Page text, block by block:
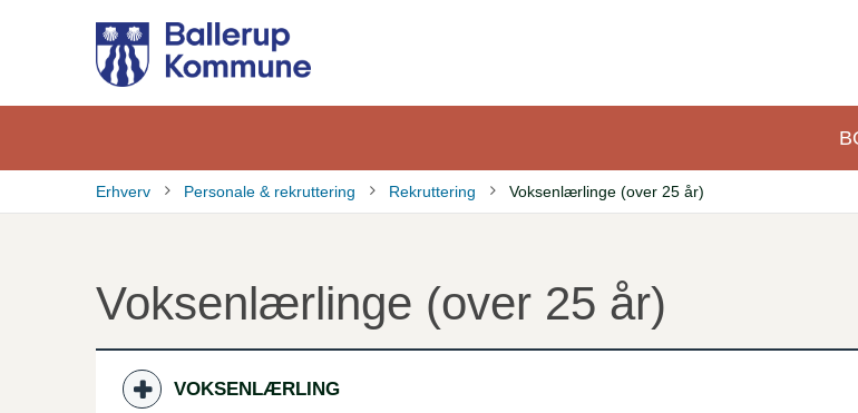
hovedindhold
Erhverv Personale & rekruttering Rekruttering Voksenlærlinge (over 25 år)
Voksenlærlinge (over 25 år)
VOKSENLÆRLING